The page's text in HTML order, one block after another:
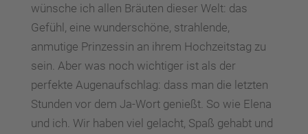
wünsche ich allen Bräuten dieser Welt: das
Gefühl, eine wunderschöne, strahlende,
anmutige Prinzessin an ihrem Hochzeitstag zu
sein. Aber was noch wichtiger ist als der
perfekte Augenaufschlag: dass man die letzten
Stunden vor dem Ja-Wort genießt. So wie Elena
und ich. Wir haben viel gelacht, Spaß gehabt und